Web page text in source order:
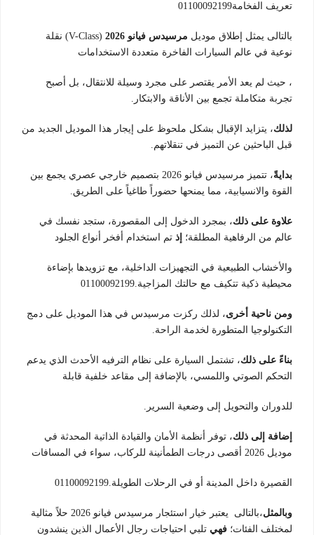
تعريف الفخامة01100092199
بالتالى يمثل إطلاق موديل مرسيدس فيانو 2026
(V-Class) نقلة
نوعية في عالم السيارات الفاخرة متعددة الاستخدامات
، حيث لم يعد الأمر يقتصر على مجرد وسيلة للانتقال، بل أصبح
تجربة متكاملة تجمع بين الأناقة والابتكار.
لذلك، يتزايد الإقبال بشكل ملحوظ على إيجار هذا الموديل الجديد من
قبل الباحثين عن التميز في تنقلاتهم.
بدايةً
، تتميز مرسيدس فيانو 2026 بتصميم خارجي عصري يجمع بين
القوة والانسيابية، مما يمنحها حضوراً طاغياً على الطريق.
علاوة على ذلك، بمجرد الدخول إلى المقصورة، ستجد نفسك في
عالم من الرفاهية المطلقة؛ إذ تم استخدام أفخر أنواع الجلود
والأخشاب الطبيعية في التجهيزات الداخلية، مع تزويدها بإضاءة
محيطية ذكية تتكيف مع حالتك المزاجية.01100092199
ومن ناحية أخرى، لذلك ركزت مرسيدس في هذا الموديل على دمج
التكنولوجيا المتطورة لخدمة الراحة.
بناءً على ذلك، تشتمل السيارة على نظام الترفيه الأحدث الذي يدعم
التحكم الصوتي واللمسي، بالإضافة إلى مقاعد خلفية قابلة
للدوران والتحويل إلى وضعية السرير.
إضافة إلى ذلك، توفر أنظمة الأمان والقيادة الذاتية المحدثة في
موديل 2026 أقصى درجات الطمأنينة للركاب، سواء في المسافات
القصيرة داخل المدينة أو في الرحلات الطويلة.01100092199
وبالمثل
،بالتالى يعتبر خيار استئجار مرسيدس فيانو 2026 حلاً مثالية
لمختلف الفئات؛ فهي تلبي احتياجات رجال الأعمال الذين ينشدون